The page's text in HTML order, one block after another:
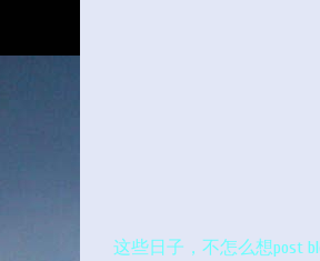
这些日子，不怎么想post